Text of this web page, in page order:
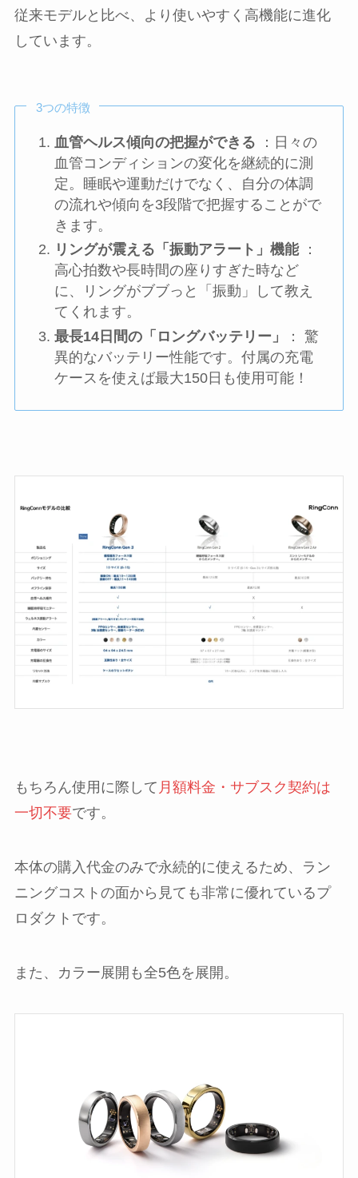
従来モデルと比べ、より使いやすく高機能に進化
しています。
3つの特徴
血管ヘルス傾向の把握ができる ：日々の
血管コンディションの変化を継続的に測
定。睡眠や運動だけでなく、自分の体調
の流れや傾向を3段階で把握することがで
きます。
リングが震える「振動アラート」機能：
高心拍数や長時間の座りすぎた時など
に、リングがブブっと「振動」して教え
てくれます。
最長14日間の「ロングバッテリー」
： 驚
異的なバッテリー性能です。付属の充電
ケースを使えば最大150日も使用可能！
もちろん使用に際して 月額料金・サブスク契約は
一切不要です。
本体の購入代金のみで永続的に使えるため、ラン
ニングコストの面から見ても非常に優れているプ
ロダクトです。
また、カラー展開も全5色を展開。